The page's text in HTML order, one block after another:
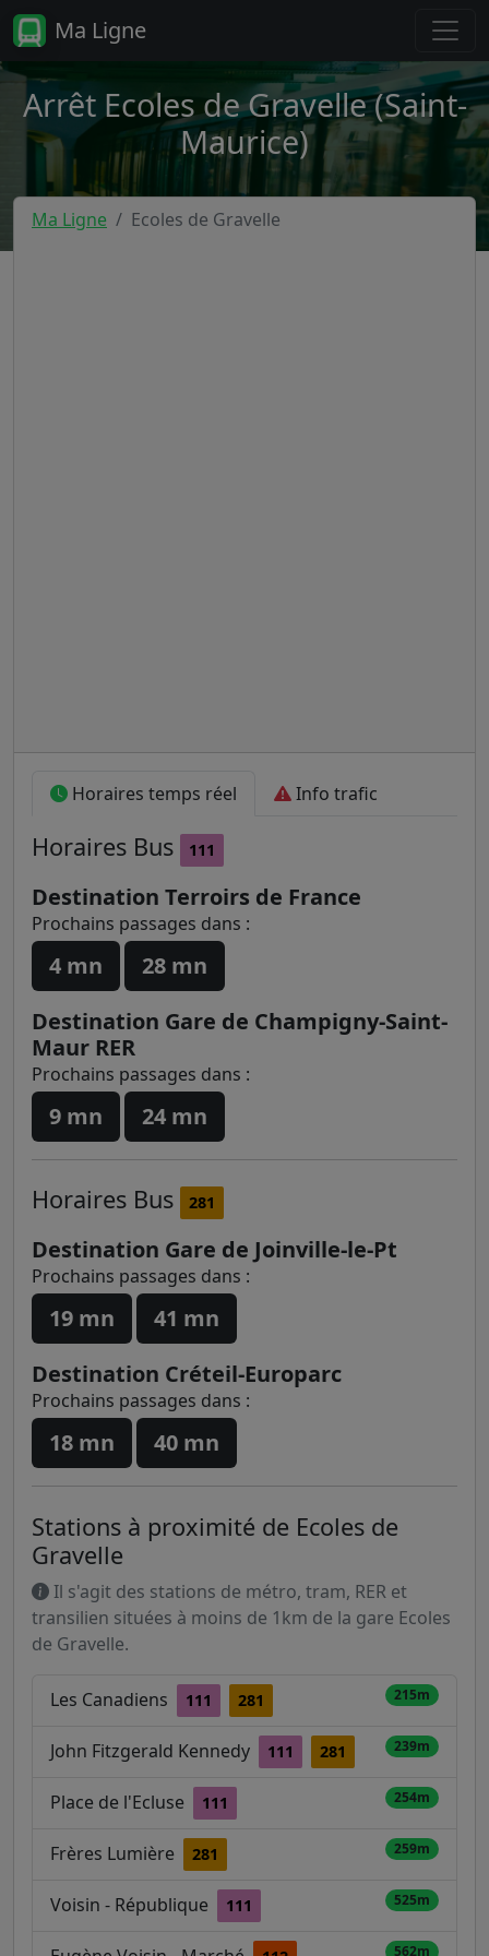
Ma Ligne
Arrêt Ecoles de Gravelle (Saint-
Maurice)
Ma Ligne Ecoles de Gravelle
Horaires temps réel Info trafic
Horaires Bus 111
Destination Terroirs de France
Prochains passages dans :
4 mn
28 mn
Destination Gare de Champigny-Saint-
Maur RER
Prochains passages dans :
9 mn 24 mn
Horaires Bus 281
Destination Gare de Joinville-le-Pt
Prochains passages dans :
19 mn
41 mn
Destination Créteil-Europarc
Prochains passages dans :
18 mn 40 mn
Stations à proximité de Ecoles de
Gravelle
Il s'agit des stations de métro, tram, RER et
transilien situées à moins de 1km de la gare Ecoles
de Gravelle.
Les Canadiens 111 281 215m
John Fitzgerald Kennedy 111 281 239m
Place de l'Ecluse 111 254m
Frères Lumière 281 259m
Voisin - République 111 525m
562m